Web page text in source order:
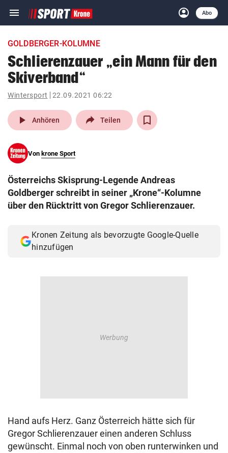
menu Navigation
ein-/ausklappen
account_circle
Anmelden
Abo
close Schließen
account_circle Anmelden
pin_drop
Wien arrow_right
search
eingeben
© Krone Multimedia GmbH & Co KG 2026
Muthgasse 2, 1190 Wien
GOLDBERGER-KOLUMNE
Schlierenzauer „ein Mann für den
Skiverband“
Wintersport 22.09.2021 06:22
play_arrow Anhören Teilen
Von krone Sport
Österreichs Skisprung-Legende Andreas
Goldberger schreibt in seiner „Krone“-Kolumne
über den Rücktritt von Gregor Schlierenzauer.
Kronen Zeitung als bevorzugte Google-Quelle
hinzufügen
Hand aufs Herz. Ganz Österreich hätte sich für
Gregor Schlierenzauer einen anderen Schluss
gewünscht. Einmal noch von oben runterwinken und